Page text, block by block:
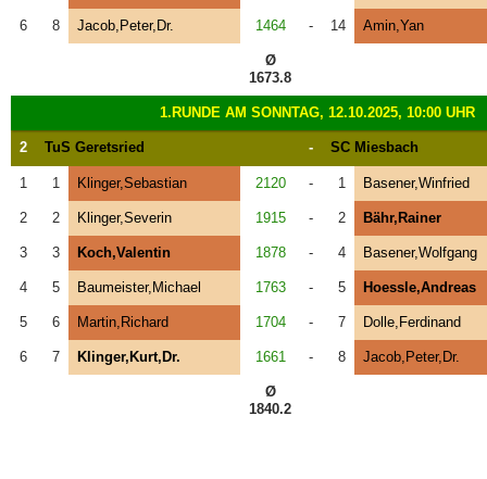
6 8 Jacob,Peter,Dr. 1464 - 14 Amin,Yan
Ø
1673.8
1.RUNDE AM SONNTAG, 12.10.2025, 10:00 UHR
2 TuS Geretsried - SC Miesbach
1 1 Klinger,Sebastian 2120 - 1 Basener,Winfried
2 2 Klinger,Severin 1915 - 2 Bähr,Rainer
3 3 Koch,Valentin 1878 - 4 Basener,Wolfgang
4 5 Baumeister,Michael 1763 - 5 Hoessle,Andreas
5 6 Martin,Richard 1704 - 7 Dolle,Ferdinand
6 7 Klinger,Kurt,Dr. 1661 - 8 Jacob,Peter,Dr.
Ø
1840.2